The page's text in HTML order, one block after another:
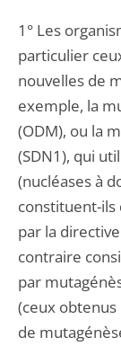
1° Les
particulier
nouvelles de
exemple, la
(ODM), ou la
(SDN1), qui
(nucléases à
constituent-ils
par la
contraire
par
(ceux
de